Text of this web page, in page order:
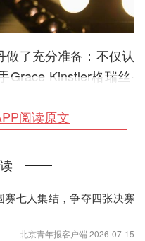
了充分准备：不仅认
Grace Kinstler格瑞丝·
2018年，就有观众建
，对于这样的评价和
开生面的袭榜赛直播见
乔丹·史密斯与七位
，歌手们便展开了一
阅读原文
赛七人集结，争夺四张决赛
北京青年报客户端 2026-07-15